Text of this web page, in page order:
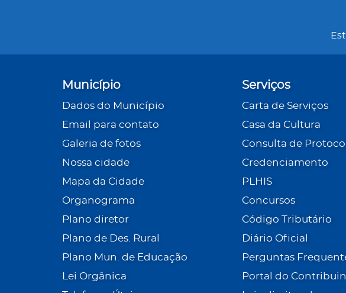
Município
Dados do Município
Email para contato
Galeria de fotos
Nossa cidade
Mapa da Cidade
Organograma
Plano diretor
Plano de Des. Rural
Plano Mun. de Educação
Lei Orgânica
Serviços
Carta de Serviços
Casa da Cultura
Consulta de
Credenciamento
PLHIS
Concursos
Código Tributário
Diário Oficial
Perguntas
Portal do